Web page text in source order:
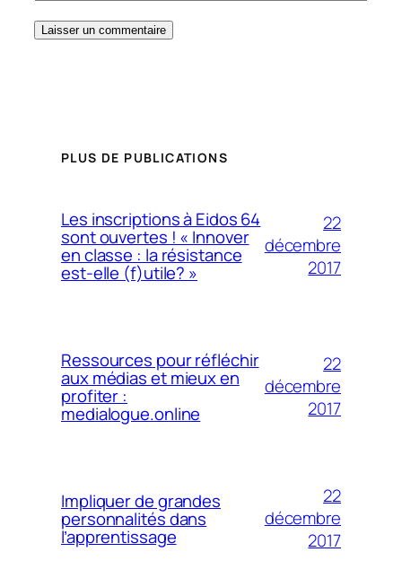
PLUS DE PUBLICATIONS
Les inscriptions à Eidos 64
sont ouvertes ! « Innover
en classe : la résistance
est-elle (f)utile? »
22
décembre
2017
Ressources pour réfléchir
aux médias et mieux en
profiter :
medialogue.online
22
décembre
2017
Impliquer de grandes
personnalités dans
l’apprentissage
22
décembre
2017